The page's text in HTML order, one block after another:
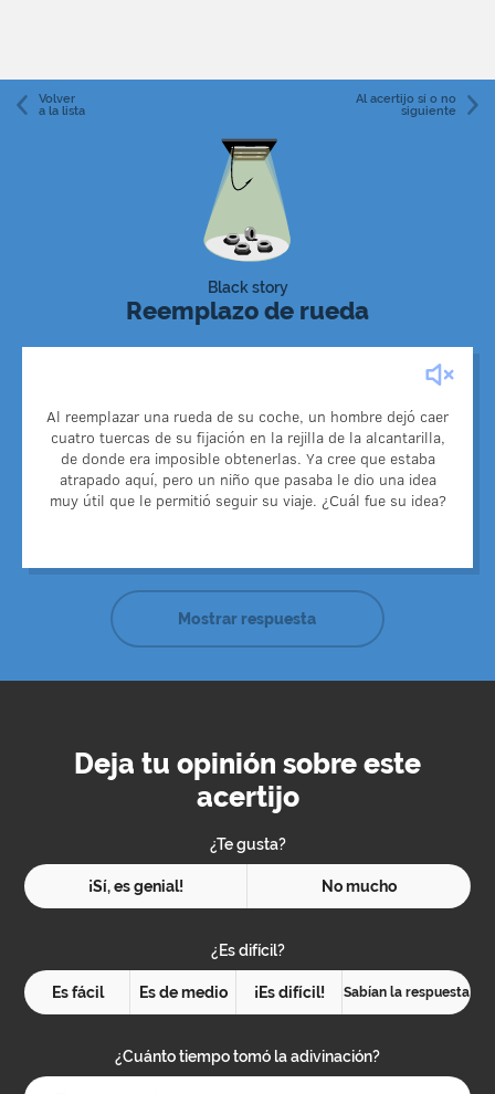
Volver
a la lista
Al acertijo sí o no
siguiente
Black story
Reemplazo de rueda
Al reemplazar una rueda de su coche, un hombre dejó caer
cuatro tuercas de su fijación en la rejilla de la alcantarilla,
de donde era imposible obtenerlas. Ya cree que estaba
atrapado aquí, pero un niño que pasaba le dio una idea
muy útil que le permitió seguir su viaje. ¿Cuál fue su idea?
El niño sugirió desenroscar una tuerca de cada una de las
tres ruedas y usarlas para asegurar la cuarta rueda. Al
hacer esto, el hombre pudo llegar al garaje más cercano
con ruedas firmemente fijadas.
Mostrar respuesta
Deja tu opinión sobre este
acertijo
¿Te gusta?
¡Sí, es genial! No mucho
¿Es difícil?
Es fácil Es de medio ¡Es difícil! Sabían la respuesta
¿Cuánto tiempo tomó la adivinación?